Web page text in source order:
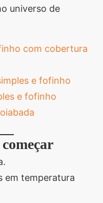
universo de
com cobertura
e fofinho
e fofinho
em temperatura